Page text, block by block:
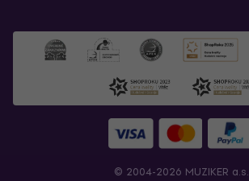
© 2004-2026 MUZIKER a.s.